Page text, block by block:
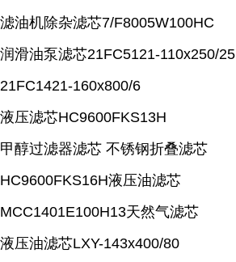
滤油机除杂滤芯7/F8005W100HC
润滑油泵滤芯21FC5121-110x250/25
21FC1421-160x800/6
液压滤芯HC9600FKS13H
甲醇过滤器滤芯 不锈钢折叠滤芯
HC9600FKS16H液压油滤芯
MCC1401E100H13天然气滤芯
液压油滤芯LXY-143x400/80